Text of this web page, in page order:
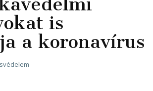
is
a koronavírus